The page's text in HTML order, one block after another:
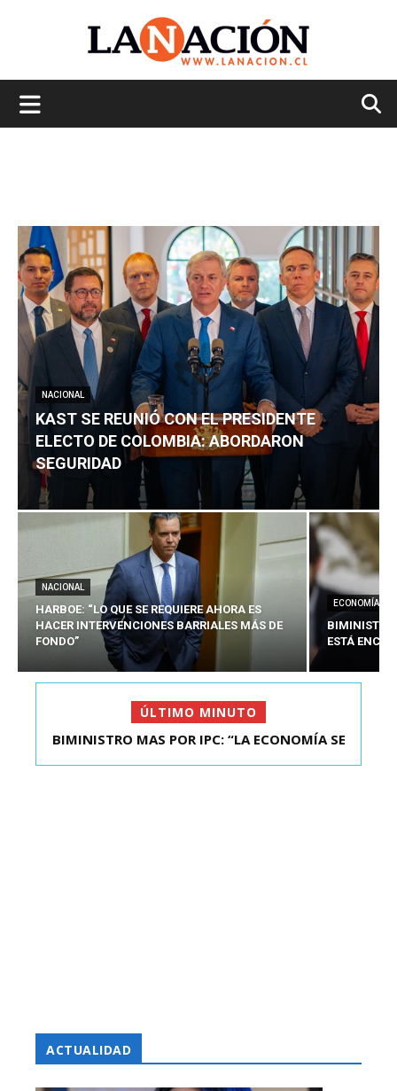
NACIONAL
KAST SE REUNIÓ CON EL PRESIDENTE
ELECTO DE COLOMBIA: ABORDARON
SEGURIDAD
NACIONAL
HARBOE: “LO QUE SE REQUIERE AHORA ES
HACER INTERVENCIONES BARRIALES MÁS DE
FONDO”
ECONOMÍA
BIMINISTRO
ESTÁ
ÚLTIMO MINUTO
KAST SE REUNIÓ CON EL PRESIDENTE ELECTO DE
BIMINISTRO MAS POR IPC: “LA ECONOMÍA SE
ACTUALIDAD